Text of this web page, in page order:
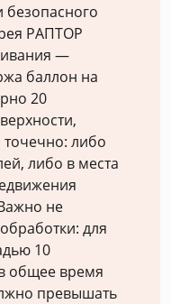
безопасного
РАПТОР
—
баллон на
20
точечно: либо
либо в места
не
для
10
общее время
превышать